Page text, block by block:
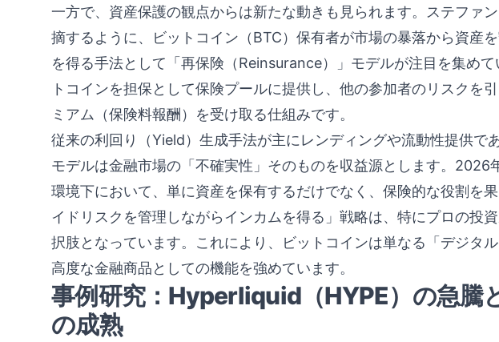
一方で、資産保護の観点からは新たな動きも見られます。ステファ
摘するように、ビットコイン（BTC）保有者が市場の暴落から資産
を得る手法として「再保険（Reinsurance）」モデルが注目を集め
トコインを担保として保険プールに提供し、他の参加者のリスクを
ミアム（保険料報酬）を受け取る仕組みです。
従来の利回り（Yield）生成手法が主にレンディングや流動性提供で
モデルは金融市場の「不確実性」そのものを収益源とします。2026
環境下において、単に資産を保有するだけでなく、保険的な役割を
イドリスクを管理しながらインカムを得る」戦略は、特にプロの投
択肢となっています。これにより、ビットコインは単なる「デジタ
高度な金融商品としての機能を強めています。
事例研究：Hyperliquid（HYPE）の急騰
の成熟